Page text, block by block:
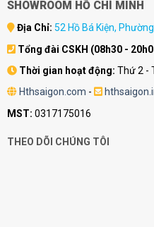
SHOWROOM HỒ CHÍ MINH
Địa Chỉ: 52 Hồ Bá Kiện,
Tổng đài CSKH (08h30 -
Thời gian hoạt động: Thứ 2 -
Hthsaigon.com -
MST: 0317175016
THEO DÕI CHÚNG TÔI